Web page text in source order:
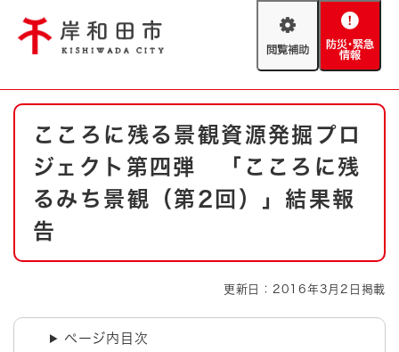
閲
助
防
緊
情
報
やさしい日本語
文字サイズ 標準 拡大
背景色変更 白 黒 青
とじる
防災・緊急情報 救急・消防
ハザードマップ AED設置箇所
本
こころに残る景観資源発掘プロ
ジェクト第四弾 「こころに残
るみち景観（第2回）」結果報
告
更新日：2016年3月2日掲載
ページ内目次